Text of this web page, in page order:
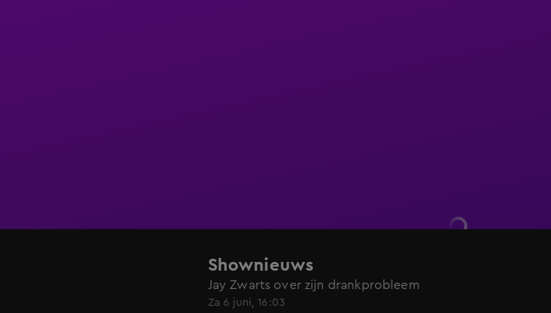
Shownieuws
Jay Zwarts over zijn drankprobleem
Za 6 juni, 16:03